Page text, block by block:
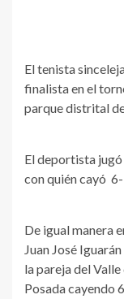
El tenista
finalista en el
parque distrital
El deportista
con quién cayó 6-
De igual manera
Juan José
la pareja del
Posada cayendo